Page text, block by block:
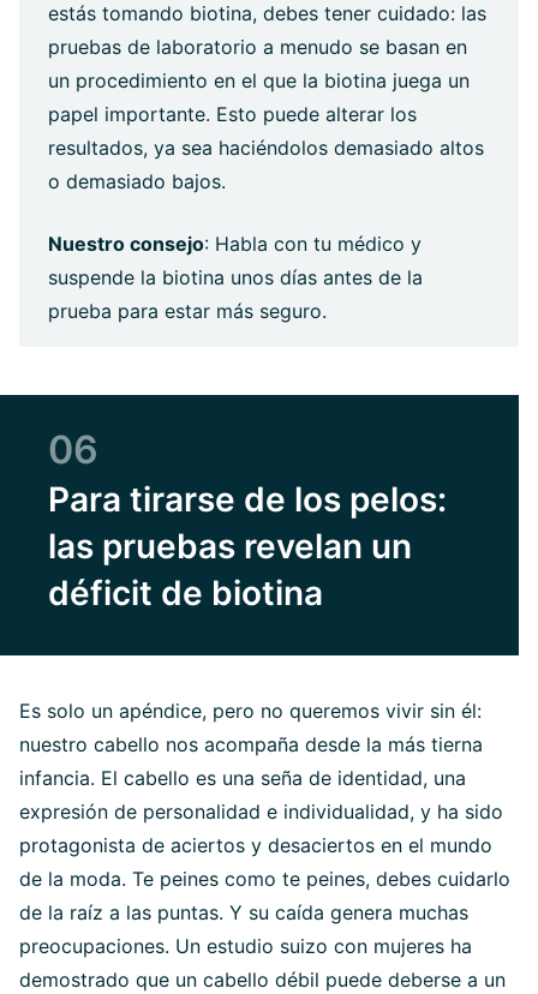
estás tomando biotina, debes tener cuidado: las
pruebas de laboratorio a menudo se basan en
un procedimiento en el que la biotina juega un
papel importante. Esto puede alterar los
resultados, ya sea haciéndolos demasiado altos
o demasiado bajos.
Nuestro consejo: Habla con tu médico y
suspende la biotina unos días antes de la
prueba para estar más seguro.
06
Para tirarse de los pelos:
las pruebas revelan un
déficit de biotina
Es solo un apéndice, pero no queremos vivir sin él:
nuestro cabello nos acompaña desde la más tierna
infancia. El cabello es una seña de identidad, una
expresión de personalidad e individualidad, y ha sido
protagonista de aciertos y desaciertos en el mundo
de la moda. Te peines como te peines, debes cuidarlo
de la raíz a las puntas. Y su caída genera muchas
preocupaciones. Un estudio suizo con mujeres ha
demostrado que un cabello débil puede deberse a un